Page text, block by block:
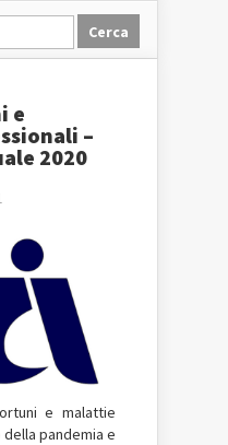
e
–
2020
e malattie
pandemia e